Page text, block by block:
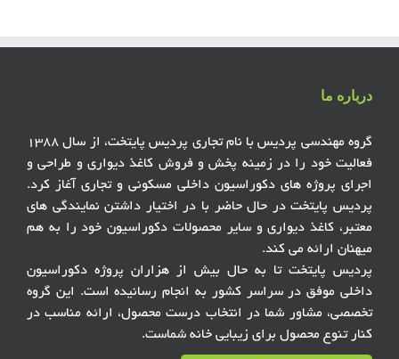
درباره ما
گروه مهندسی پردیس با نام تجاری پردیس پایتخت، از سال ۱۳۸۸
فعالیت خود را در زمینه پخش و فروش کاغذ دیواری و طراحی و
اجرای پروژه های دکوراسیون داخلی مسکونی و تجاری آغاز کرد.
پردیس پایتخت در حال حاضر با در اختیار داشتن نمایندگی های
معتبر، کاغذ دیواری و سایر محصولات دکوراسیون خود را به هم
میهنان ارائه می کند.
پردیس پایتخت تا به حال بیش از هزاران پروژه دکوراسیون
داخلی موفق در سراسر کشور به انجام رسانیده است. این گروه
تخصصی، مشاور شما در انتخاب درست محصول، ارائه مناسب در
کنار تنوع محصول برای زیبایی خانه شماست.